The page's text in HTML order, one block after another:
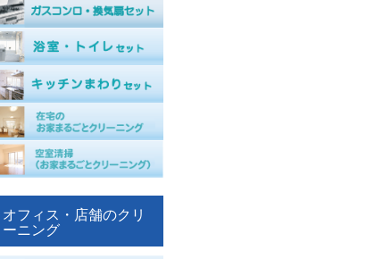
オフィス・店舗のクリ
ーニング